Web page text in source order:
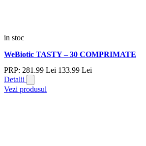
in stoc
WeBiotic TASTY – 30 COMPRIMATE
PRP: 281.99 Lei 133.99 Lei
Detalii
Vezi produsul